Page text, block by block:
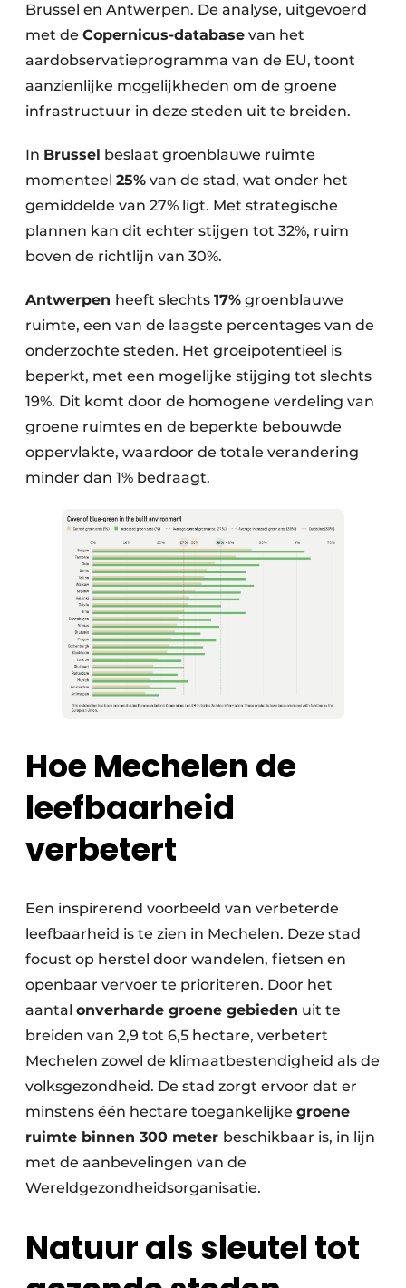
Brussel en Antwerpen. De analyse, uitgevoerd
met de Copernicus-database van het
aardobservatieprogramma van de EU, toont
aanzienlijke mogelijkheden om de groene
infrastructuur in deze steden uit te breiden.
In Brussel beslaat groenblauwe ruimte
momenteel 25% van de stad, wat onder het
gemiddelde van 27% ligt. Met strategische
plannen kan dit echter stijgen tot 32%, ruim
boven de richtlijn van 30%.
Antwerpen heeft slechts 17% groenblauwe
ruimte, een van de laagste percentages van de
onderzochte steden. Het groeipotentieel is
beperkt, met een mogelijke stijging tot slechts
19%. Dit komt door de homogene verdeling van
groene ruimtes en de beperkte bebouwde
oppervlakte, waardoor de totale verandering
minder dan 1% bedraagt.
Hoe Mechelen de
leefbaarheid
verbetert
Een inspirerend voorbeeld van verbeterde
leefbaarheid is te zien in Mechelen. Deze stad
focust op herstel door wandelen, fietsen en
openbaar vervoer te prioriteren. Door het
aantal onverharde groene gebieden uit te
breiden van 2,9 tot 6,5 hectare, verbetert
Mechelen zowel de klimaatbestendigheid als de
volksgezondheid. De stad zorgt ervoor dat er
minstens één hectare toegankelijke groene
ruimte binnen 300 meter beschikbaar is, in lijn
met de aanbevelingen van de
Wereldgezondheidsorganisatie.
Natuur als sleutel tot